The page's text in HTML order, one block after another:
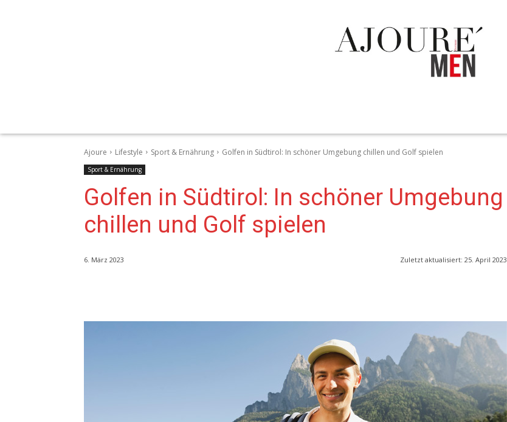
Ajoure Lifestyle Sport & Ernährung Golfen in Südtirol: In schöner Umgebung chillen und Golf spielen
Sport & Ernährung
Golfen in Südtirol: In schöner Umgebung
chillen und Golf spielen
6. März 2023 Zuletzt aktualisiert: 25. April 2023